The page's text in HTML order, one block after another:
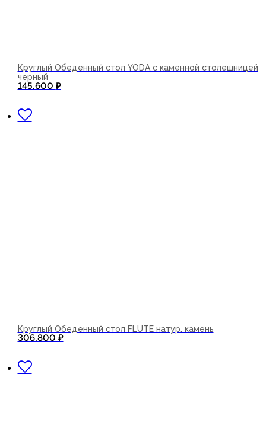
Круглый Обеденный стол YODA с каменной столешницей
черный
145.600 ₽
Круглый Обеденный стол FLUTE натур. камень
306.800 ₽